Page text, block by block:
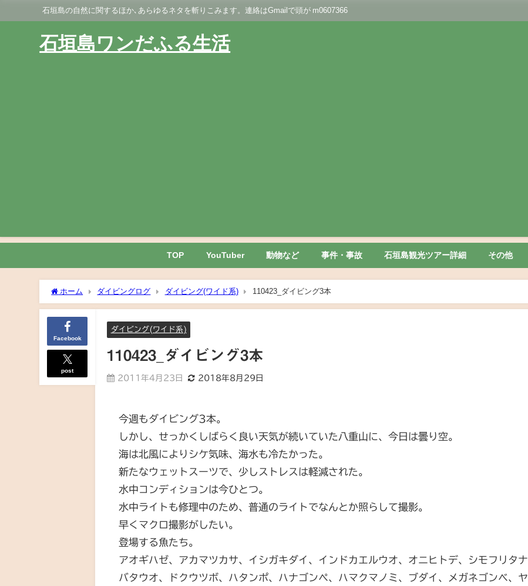
石垣島の自然に関するほか､あらゆるネタを斬りこみます。連絡はGmailで頭が m0607366
石垣島ワンだふる生活
TOP YouTuber 動物など 事件・事故 石垣島観光ツアー詳細 その他
ホーム ダイビングログ ダイビング(ワイド系) 110423_ダイビング3本
Facebook
post
ダイビング(ワイド系)
110423_ダイビング3本
2011年4月23日 2018年8月29日
今週もダイビング3本。
しかし、せっかくしばらく良い天気が続いていた八重山に、今日は曇り空。
海は北風によりシケ気味、海水も冷たかった。
新たなウェットスーツで、少しストレスは軽減された。
水中コンディションは今ひとつ。
水中ライトも修理中のため、普通のライトでなんとか照らして撮影。
早くマクロ撮影がしたい。
登場する魚たち。
アオギハゼ、アカマツカサ、イシガキダイ、インドカエルウオ、オニヒトデ、シモフリタナ
バタウオ、ドクウツボ、ハタンポ、ハナゴンペ、ハマクマノミ、ブダイ、メガネゴンベ、ヤ